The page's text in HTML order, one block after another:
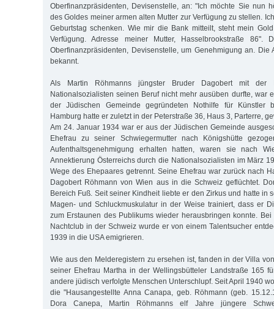
Oberfinanzpräsidenten, Devisenstelle, an: "Ich möchte Sie nun
des Goldes meiner armen alten Mutter zur Verfügung zu stellen.
Geburtstag schenken. Wie mir die Bank mitteilt, steht mein
Verfügung. Adresse meiner Mutter, Hasselbrookstraße 86".
Oberfinanzpräsidenten, Devisenstelle, um Genehmigung an. Die
bekannt.
Als Martin Röhmanns jüngster Bruder Dagobert mit der
Nationalsozialisten seinen Beruf nicht mehr ausüben durfte, war
der Jüdischen Gemeinde gegründeten Nothilfe für Künstler
Hamburg hatte er zuletzt in der Peterstraße 36, Haus 3, Parterre,
Am 24. Januar 1934 war er aus der Jüdischen Gemeinde
Ehefrau zu seiner Schwiegermutter nach Königshütte
Aufenthaltsgenehmigung erhalten hatten, waren sie nach
Annektierung Österreichs durch die Nationalsozialisten im März
Wege des Ehepaares getrennt. Seine Ehefrau war zurück nach
Dagobert Röhmann von Wien aus in die Schweiz geflüchtet.
Bereich Fuß. Seit seiner Kindheit liebte er den Zirkus und hatte in
Magen- und Schluckmuskulatur in der Weise trainiert, dass er
zum Erstaunen des Publikums wieder herausbringen konnte.
Nachtclub in der Schweiz wurde er von einem Talentsucher
1939 in die USA emigrieren.
Wie aus den Melderegistern zu ersehen ist, fanden in der Villa
seiner Ehefrau Martha in der Wellingsbütteler Landstraße 165
andere jüdisch verfolgte Menschen Unterschlupf. Seit April 1940
die "Hausangestellte Anna Canapa, geb. Röhmann (geb.
Dora Canepa, Martin Röhmanns elf Jahre jüngere